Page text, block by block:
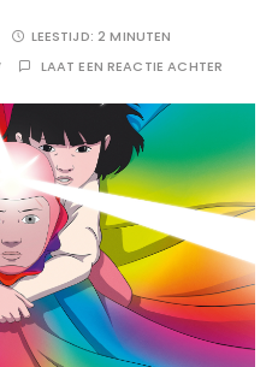
LEESTIJD:2 MINUTEN
LAAT EEN REACTIE ACHTER